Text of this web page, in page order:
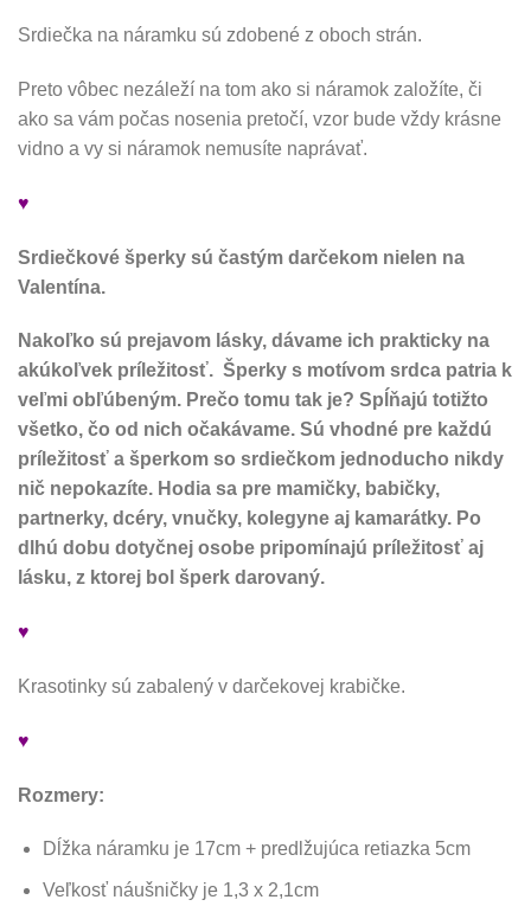
Srdiečka na náramku sú zdobené z oboch strán.
Preto vôbec nezáleží na tom ako si náramok založíte, či
ako sa vám počas nosenia pretočí, vzor bude vždy krásne
vidno a vy si náramok nemusíte naprávať.
♥
Srdiečkové šperky sú častým darčekom nielen na
Valentína.
Nakoľko sú prejavom lásky, dávame ich prakticky na
akúkoľvek príležitosť. Šperky s motívom srdca patria k
veľmi obľúbeným. Prečo tomu tak je? Spĺňajú totižto
všetko, čo od nich očakávame. Sú vhodné pre každú
príležitosť a šperkom so srdiečkom jednoducho nikdy
nič nepokazíte. Hodia sa pre mamičky, babičky,
partnerky, dcéry, vnučky, kolegyne aj kamarátky. Po
dlhú dobu dotyčnej osobe pripomínajú príležitosť aj
lásku, z ktorej bol šperk darovaný.
♥
Krasotinky sú zabalený v darčekovej krabičke.
♥
Rozmery:
Dĺžka náramku je 17cm + predlžujúca retiazka 5cm
Veľkosť náušničky je 1,3 x 2,1cm